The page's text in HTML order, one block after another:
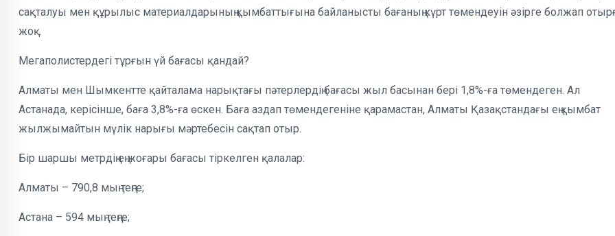
сақталуы мен құрылыс материалдарының қымбаттығына байланысты бағаның күрт төмендеуін әзірге болжап
жоқ.
Мегаполистердегі тұрғын үй бағасы қандай?
Алматы мен Шымкентте қайталама нарықтағы пәтерлердің бағасы жыл басынан бері 1,8%-ға төмендеген. Ал
Астанада, керісінше, баға 3,8%-ға өскен. Баға аздап төмендегеніне қарамастан, Алматы Қазақстандағы ең қымбат
жылжымайтын мүлік нарығы мәртебесін сақтап отыр.
Бір шаршы метрдің ең жоғары бағасы тіркелген қалалар:
Алматы – 790,8 мың теңге;
Астана – 594 мың теңге;